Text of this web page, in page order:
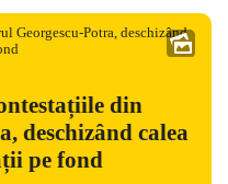
din
deschizând calea
pe fond